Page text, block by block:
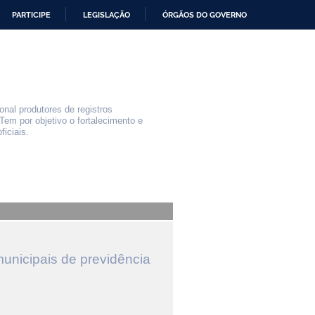
PARTICIPE LEGISLAÇÃO ÓRGÃOS DO GOVERNO
produtores de registros
por objetivo o fortalecimento e
de previdência